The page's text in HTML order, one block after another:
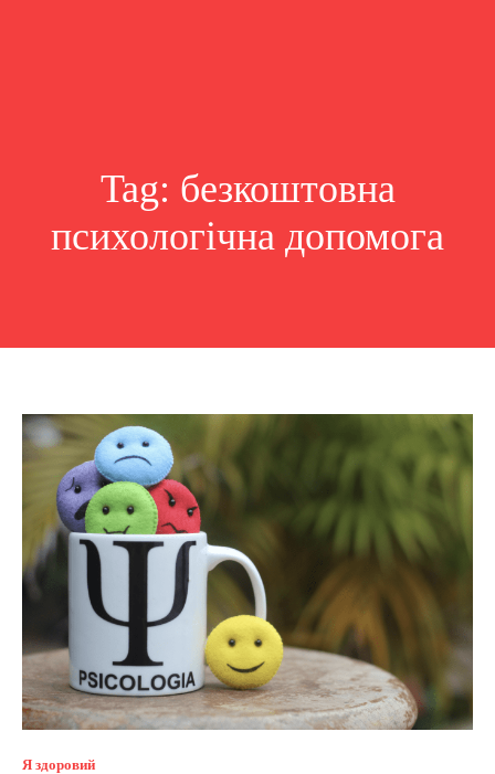
Tag: безкоштовна
психологічна допомога
Я здоровий